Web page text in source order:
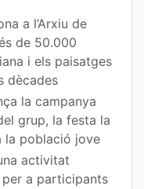
a l’Arxiu de
de 50.000
i els paisatges
dècades
la campanya
grup, la festa la
la població jove
activitat
a participants